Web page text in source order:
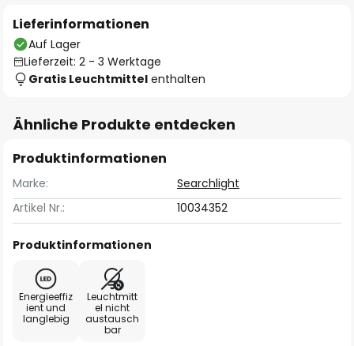
Lieferinformationen
Auf Lager
Lieferzeit: 2 - 3 Werktage
Gratis Leuchtmittel enthalten
Ähnliche Produkte entdecken
Produktinformationen
Marke:
Searchlight
Artikel Nr.:
10034352
Produktinformationen
Energieeffiz
ient und
langlebig
Leuchtmitt
el nicht
austausch
bar